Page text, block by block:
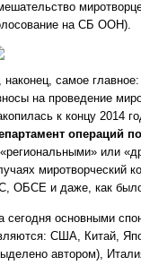
на СБ ООН).
наконец, самое
на проведение
к концу 2014
операций
или
миротворческий
ОБСЕ и даже, как
сегодня основными
США, Китай,
автором),